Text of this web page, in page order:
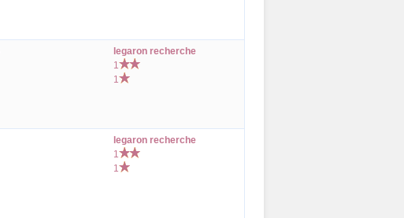
legaron recherche
1
1
legaron recherche
1
1